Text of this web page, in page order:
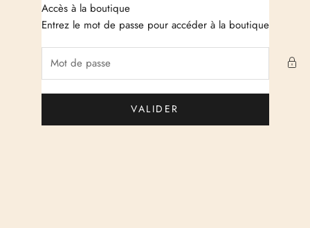
Passer au contenu Just Cashmere
Accès à la boutique
Entrez le mot de passe pour accéder à la boutique
VALIDER